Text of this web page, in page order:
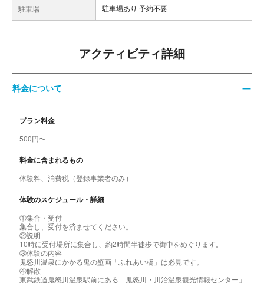
駐車場 駐車場あり 予約不要
アクティビティ詳細
料金について
プラン料金
500円〜
料金に含まれるもの
体験料、消費税（登録事業者のみ）
体験のスケジュール・詳細
①集合・受付
集合し、受付を済ませてください。
②説明
10時に受付場所に集合し、約2時間半徒歩で街中をめぐります。
③体験の内容
鬼怒川温泉にかかる鬼の壁画「ふれあい橋」は必見です。
④解散
東武鉄道鬼怒川温泉駅前にある「鬼怒川・川治温泉観光情報センター」